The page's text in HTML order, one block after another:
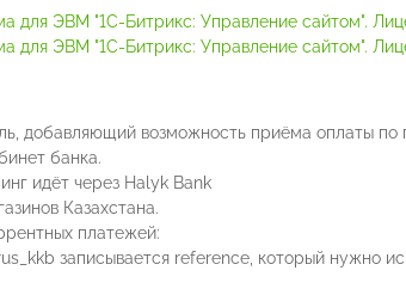
для ЭВМ "1С-Битрикс: Управление сайтом".
для ЭВМ "1С-Битрикс: Управление сайтом".
добавляющий возможность приёма оплаты по
банка.
идёт через Halyk Bank
Казахстана.
платежей:
записывается reference, который нужно